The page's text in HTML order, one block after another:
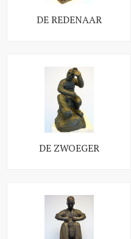
DE REDENAAR
DE ZWOEGER